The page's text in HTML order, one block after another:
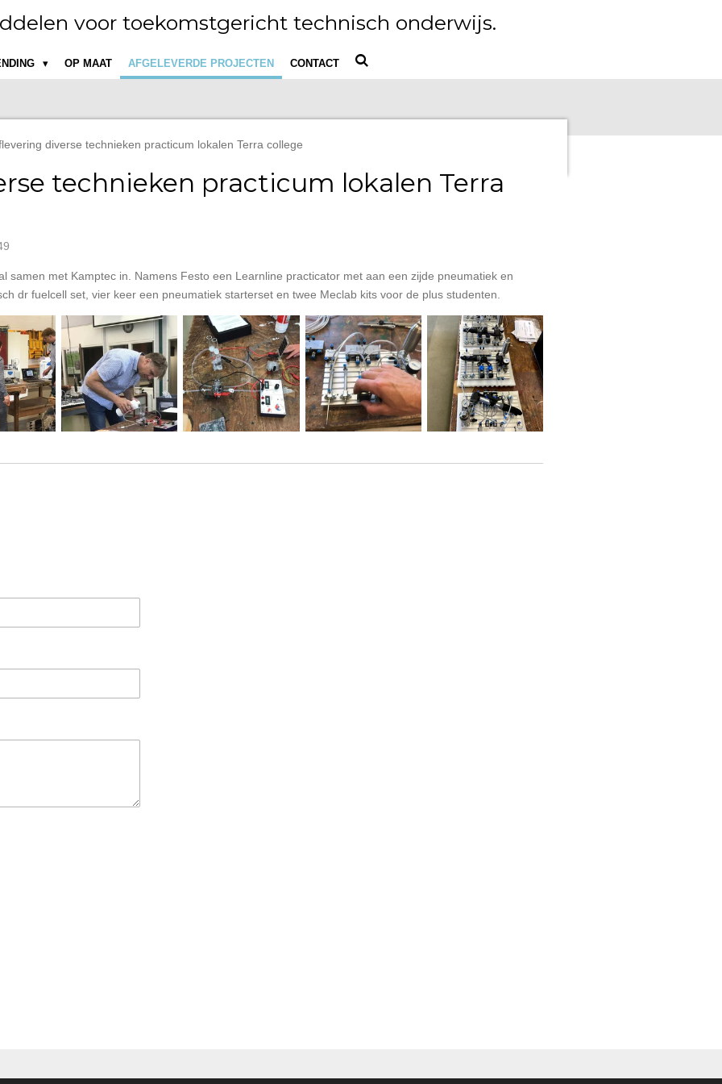
voor toekomstgericht technisch onderwijs.
OP MAAT AFGELEVERDE PROJECTEN CONTACT
diverse technieken practicum lokalen Terra college
technieken practicum lokalen Terra
samen met Kamptec in. Namens Festo een Learnline practicator met aan een zijde pneumatiek en
dr fuelcell set, vier keer een pneumatiek starterset en twee Meclab kits voor de plus studenten.